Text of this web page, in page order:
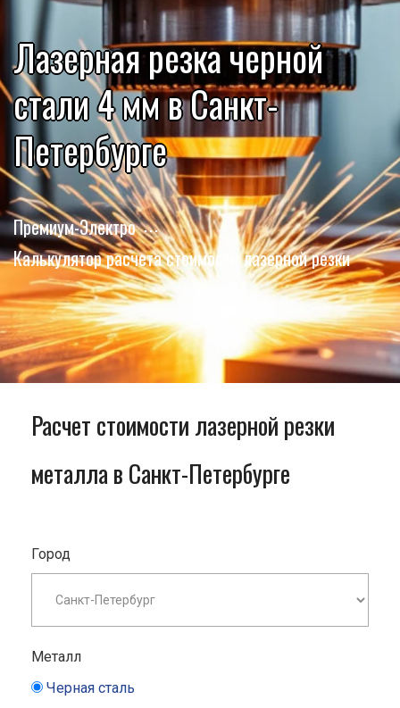
Лазерная резка черной
стали 4 мм в Санкт-
Петербурге
Премиум-Электро
Калькулятор расчета стоимости лазерной резки
Расчет стоимости лазерной резки
металла в Санкт-Петербурге
Город
Металл
Черная сталь